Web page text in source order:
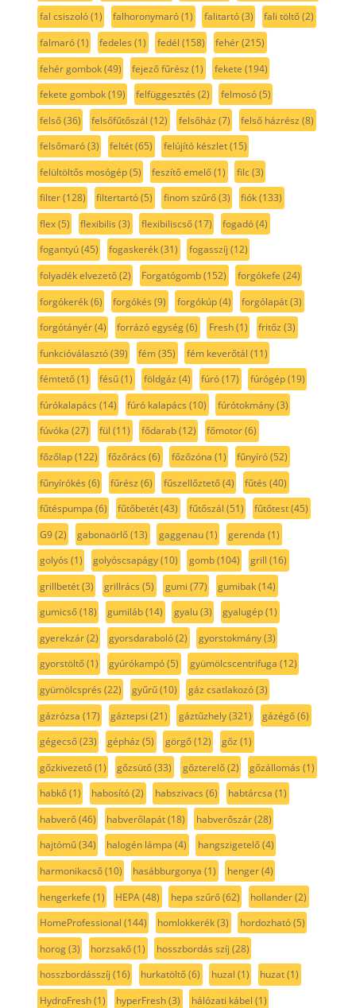
fal csiszoló(1) falhoronymaró(1) falitartó(3) fali töltő(2)
falmaró(1) fedeles (1) fedél (158) fehér(215)
fehér gombok(49) fejező fűrész (1) fekete (194)
fekete gombok(19) felfüggesztés (2) felmosó(5)
felső(36) felsőfűtőszál (12) felsőház (7) felső házrész (8)
felsőmaró(3) feltét(65) felújító készlet(15)
felültöltős mosógép(5) feszítő emelő(1) filc(3)
filter(128) filtertartó(5) finom szűrő(3) fiók(133)
flex(5) flexibilis (3) flexibiliscső(17) fogadó(4)
fogantyú(45) fogaskerék(31) fogasszíj (12)
folyadék elvezető(2) Forgatógomb(152) forgókefe (24)
forgókerék(6) forgókés (9) forgókúp(4) forgólapát(3)
forgótányér(4) forrázó egység(6) Fresh(1) fritőz (3)
funkcióválasztó(39) fém(35) fém keverőtál (11)
fémtető(1) fésű(1) földgáz (4) fúró(17) fúrógép(19)
fúrókalapács (14) fúró kalapács (10) fúrótokmány(3)
fúvóka (27) fül (11) fődarab(12) főmotor(6)
főzőlap(122) főzőrács (6) főzőzóna (1) fűnyíró(52)
fűnyírókés (6) fűrész (6) fűszellőztető(4) fűtés (40)
fűtéspumpa (6) fűtőbetét(43) fűtőszál (51) fűtőtest(45)
G9(2) gabonaörlő(13) gaggenau(1) gerenda (1)
golyós (1) golyóscsapágy(10) gomb(104) grill (16)
grillbetét(3) grillrács (5) gumi (77) gumibak(14)
gumicső(18) gumiláb(14) gyalu(3) gyalugép(1)
gyerekzár(2) gyorsdaraboló(2) gyorstokmány(3)
gyorstöltő(1) gyúrókampó(5) gyümölcscentrifuga (12)
gyümölcsprés (22) gyűrű(10) gáz csatlakozó(3)
gázrózsa (17) gáztepsi (21) gáztűzhely(321) gázégő(6)
gégecső(23) gépház (5) görgő(12) gőz (1)
gőzkivezető(1) gőzsütő(33) gőzterelő(2) gőzállomás (1)
habkő(1) habosító(2) habszivacs (6) habtárcsa (1)
habverő(46) habverőlapát(18) habverőszár(28)
hajtómű(34) halogén lámpa (4) hangszigetelő(4)
harmonikacső(10) hasábburgonya (1) henger(4)
hengerkefe (1) HEPA(48) hepa szűrő(62) hollander(2)
HomeProfessional (144) homlokkerék(3) hordozható(5)
horog(3) horzsakő(1) hosszbordás szíj (28)
hosszbordásszíj (16) hurkatöltő(6) huzal (1) huzat(1)
HydroFresh(1) hyperFresh(3) hálózati kábel (1)